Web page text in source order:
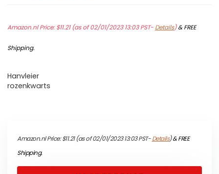
Amazon.nl Price:$11.21(as of 02/01/2023 13:03 PST- Details)&FREE
Shipping.
Hanvleier
rozenkwarts
Amazon.nl Price:$11.21(as of 02/01/2023 13:03 PST-Details)&FREE
Shipping.